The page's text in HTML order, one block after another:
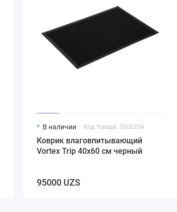
В наличии Код товара: 5000254
Коврик влаговпитывающий
Vortex Trip 40х60 см черный
95000 UZS